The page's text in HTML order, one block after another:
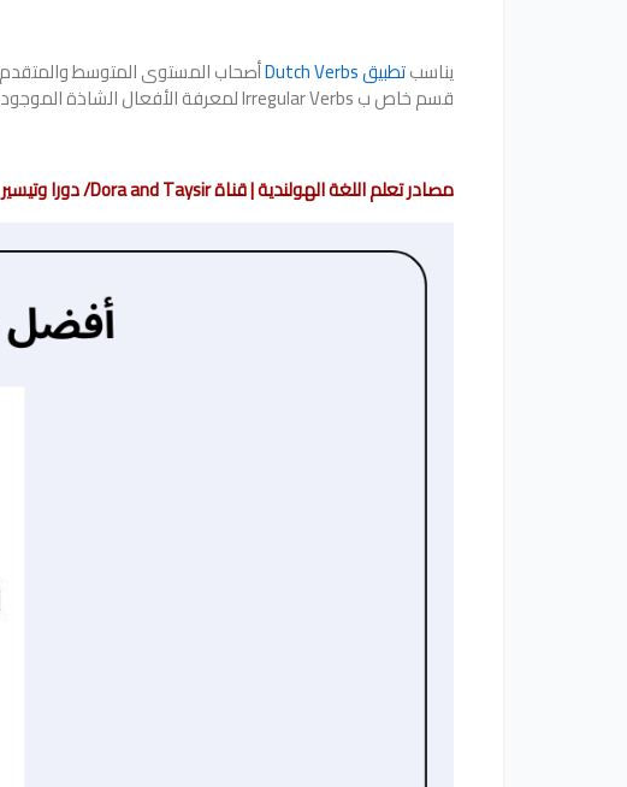
يناسبتطبيق Dutch Verbs أصحاب المستوى المتوسط والمتقدم
قسم خاص ب Irregular Verbs لمعرفة الأفعال الشاذة الموجودة في اللغة الهولندية.
مصادر تعلم اللغة الهولندية | قناة Dora and Taysir/ دورا وتيسير